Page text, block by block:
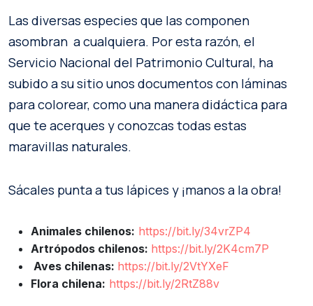
Las diversas especies que las componen
asombran a cualquiera. Por esta razón, el
Servicio Nacional del Patrimonio Cultural, ha
subido a su sitio unos documentos con láminas
para colorear, como una manera didáctica para
que te acerques y conozcas todas estas
maravillas naturales.
Sácales punta a tus lápices y ¡manos a la obra!
Animales chilenos: https://bit.ly/34vrZP4
Artrópodos chilenos: https://bit.ly/2K4cm7P
Aves chilenas: https://bit.ly/2VtYXeF
Flora chilena: https://bit.ly/2RtZ88v